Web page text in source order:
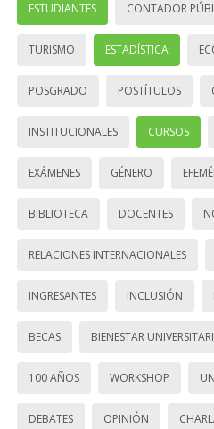
ESTUDIANTES CONTADOR
TURISMO ESTADÍSTICA
POSGRADO POSTÍTULOS
INSTITUCIONALES CURSOS
EXÁMENES GÉNERO
BIBLIOTECA DOCENTES
RELACIONES INTERNACIONALES
INGRESANTES INCLUSIÓN
BECAS BIENESTAR
100 AÑOS WORKSHOP
DEBATES OPINIÓN